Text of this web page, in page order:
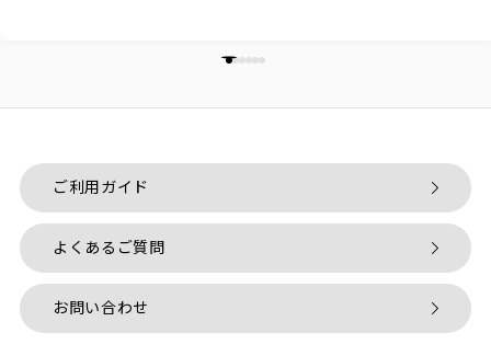
ご利用ガイド
よくあるご質問
お問い合わせ